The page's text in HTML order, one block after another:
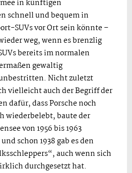
in künftigen
schnell und bequem in
SUVs vor Ort sein könnte –
weg, wenn es brenzlig
bereits im normalen
gewaltig
Nicht zuletzt
vielleicht auch der Begriff der
dafür, dass Porsche noch
wiederbelebt, baute der
von 1956 bis 1963
schon 1938 gab es den
auch wenn sich
durchgesetzt hat.